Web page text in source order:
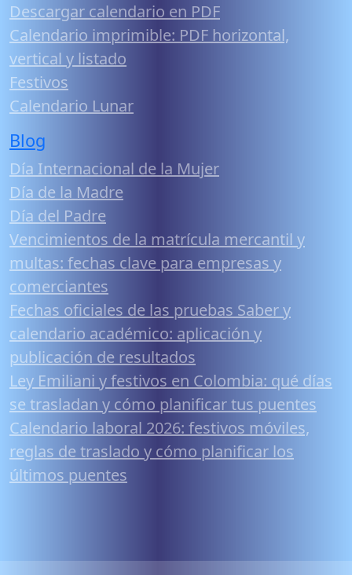
Descargar calendario en PDF
Calendario imprimible: PDF horizontal,
vertical y listado
Festivos
Calendario Lunar
Blog
Día Internacional de la Mujer
Día de la Madre
Día del Padre
Vencimientos de la matrícula mercantil y
multas: fechas clave para empresas y
comerciantes
Fechas oficiales de las pruebas Saber y
calendario académico: aplicación y
publicación de resultados
Ley Emiliani y festivos en Colombia: qué días
se trasladan y cómo planificar tus puentes
Calendario laboral 2026: festivos móviles,
reglas de traslado y cómo planificar los
últimos puentes